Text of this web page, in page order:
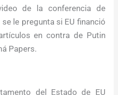
de la conferencia de
le pregunta si EU financió
en contra de Putin
Papers.
del Estado de EU